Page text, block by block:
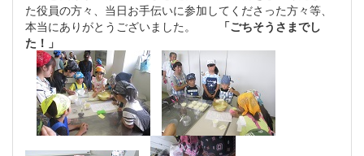
た役員の方々、当日お手伝いに参加してくださった方々等、
本当にありがとうございました。
「ごちそうさまでし
た！」